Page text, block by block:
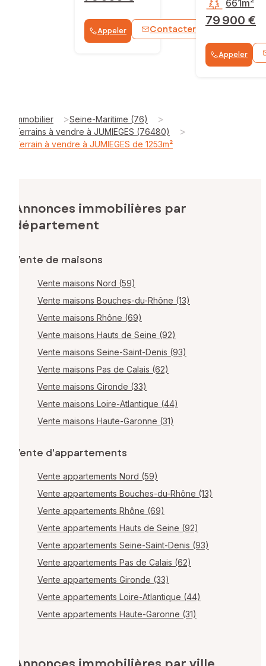
Appeler Contacter
79 900 €
661m²
Appeler
Immobilier >Seine-Maritime (76) >
Terrains à vendre à JUMIEGES (76480) >
Terrain à vendre à JUMIEGES de 1253m²
Annonces immobilières par
département
Vente de maisons
Vente maisons Nord (59)
Vente maisons Bouches-du-Rhône (13)
Vente maisons Rhône (69)
Vente maisons Hauts de Seine (92)
Vente maisons Seine-Saint-Denis (93)
Vente maisons Pas de Calais (62)
Vente maisons Gironde (33)
Vente maisons Loire-Atlantique (44)
Vente maisons Haute-Garonne (31)
Vente d'appartements
Vente appartements Nord (59)
Vente appartements Bouches-du-Rhône (13)
Vente appartements Rhône (69)
Vente appartements Hauts de Seine (92)
Vente appartements Seine-Saint-Denis (93)
Vente appartements Pas de Calais (62)
Vente appartements Gironde (33)
Vente appartements Loire-Atlantique (44)
Vente appartements Haute-Garonne (31)